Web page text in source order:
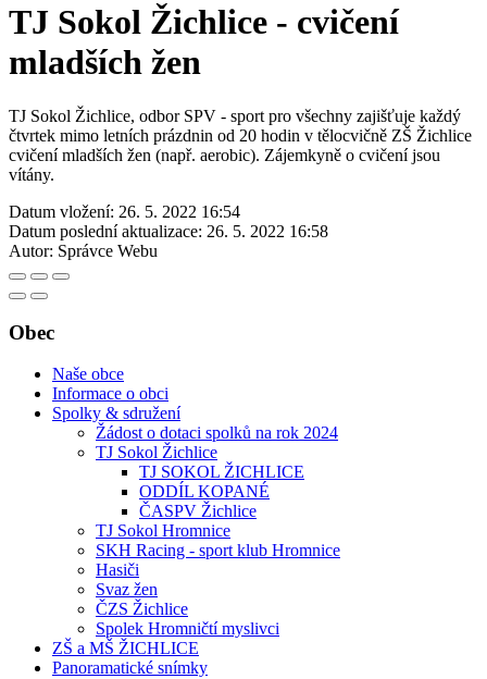
TJ Sokol Žichlice - cvičení
mladších žen
TJ Sokol Žichlice, odbor SPV - sport pro všechny zajišťuje každý
čtvrtek mimo letních prázdnin od 20 hodin v tělocvičně ZŠ Žichlice
cvičení mladších žen (např. aerobic). Zájemkyně o cvičení jsou
vítány.
Datum vložení: 26. 5. 2022 16:54
Datum poslední aktualizace: 26. 5. 2022 16:58
Autor: Správce Webu
Obec
Naše obce
Informace o obci
Spolky & sdružení
Žádost o dotaci spolků na rok 2024
TJ Sokol Žichlice
TJ SOKOL ŽICHLICE
ODDÍL KOPANÉ
ČASPV Žichlice
TJ Sokol Hromnice
SKH Racing - sport klub Hromnice
Hasiči
Svaz žen
ČZS Žichlice
Spolek Hromničtí myslivci
ZŠ a MŠ ŽICHLICE
Panoramatické snímky